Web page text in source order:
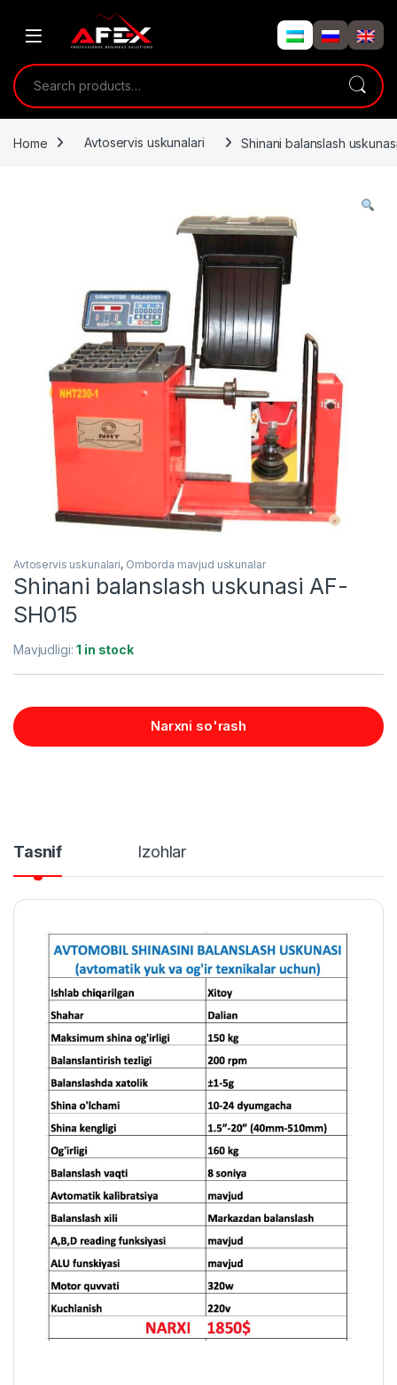
Search for:
Home Avtoservis uskunalari Shinani balanslash
Avtoservis uskunalari, Omborda mavjud uskunalar
Shinani balanslash uskunasi AF-
SH015
Mavjudligi:1 in stock
Narxni so'rash
Tasnif Izohlar